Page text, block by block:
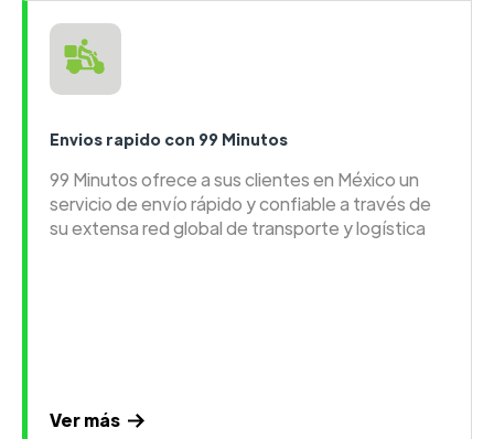
Envios rapido con 99 Minutos
99 Minutos ofrece a sus clientes en México un
servicio de envío rápido y confiable a través de
su extensa red global de transporte y logística
Ver más